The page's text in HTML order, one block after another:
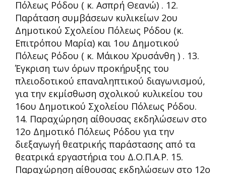
Πόλεως Ρόδου ( κ. Ασπρή Θεανώ) . 12.
Παράταση συμβάσεων κυλικείων 2ου
Δημοτικού Σχολείου Πόλεως Ρόδου (κ.
Επιτρόπου Μαρία) και 1ου Δημοτικού
Πόλεως Ρόδου ( κ. Μάικου Χρυσάνθη ) . 13.
Έγκριση των όρων προκήρυξης του
πλειοδοτικού επαναληπτικού διαγωνισμού,
για την εκμίσθωση σχολικού κυλικείου του
16ου Δημοτικού Σχολείου Πόλεως Ρόδου.
14. Παραχώρηση αίθουσας εκδηλώσεων στο
12ο Δημοτικό Πόλεως Ρόδου για την
διεξαγωγή θεατρικής παράστασης από τα
θεατρικά εργαστήρια του Δ.Ο.Π.Α.Ρ. 15.
Παραχώρηση αίθουσας εκδηλώσεων στο 12ο